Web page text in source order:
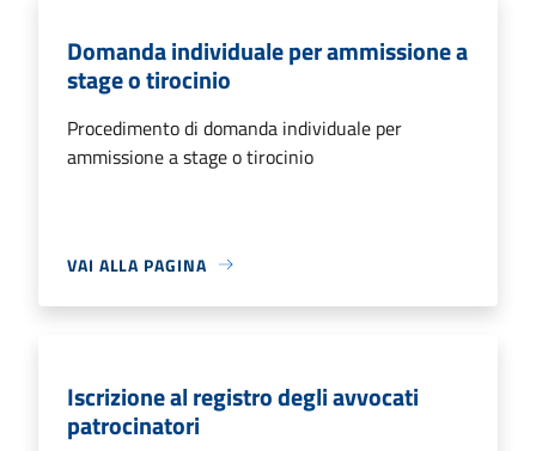
Domanda individuale per ammissione a
stage o tirocinio
Procedimento di domanda individuale per
ammissione a stage o tirocinio
VAI ALLA PAGINA
Iscrizione al registro degli avvocati
patrocinatori